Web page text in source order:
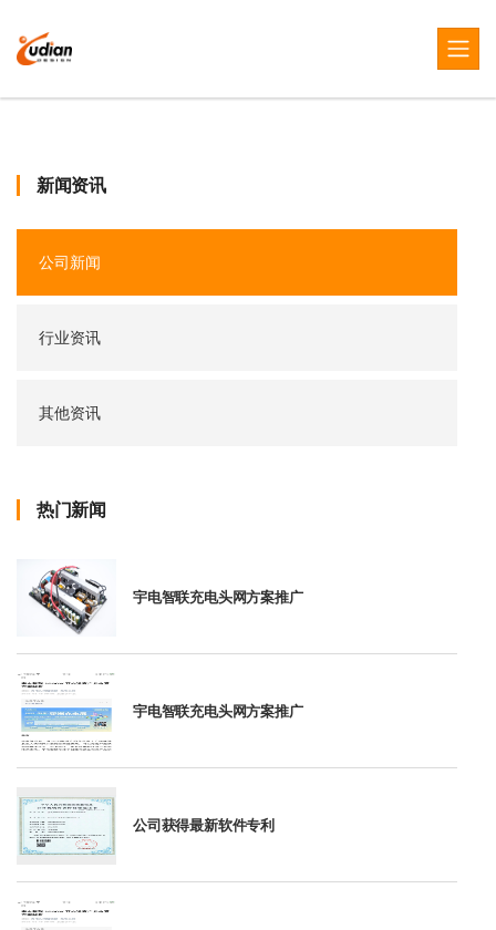
新闻资讯
公司新闻
行业资讯
其他资讯
热门新闻
宇电智联充电头网方案推广
宇电智联充电头网方案推广
公司获得最新软件专利